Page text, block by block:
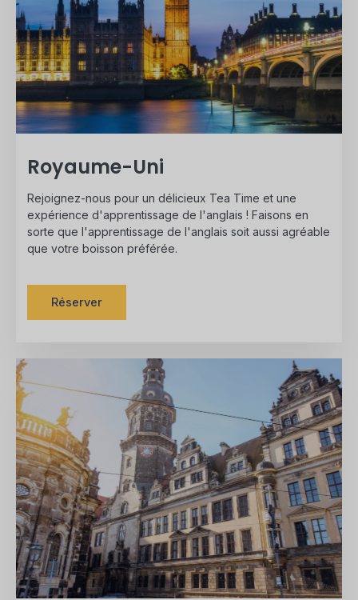
Royaume-Uni
Rejoignez-nous pour un délicieux Tea Time et une
expérience d'apprentissage de l'anglais ! Faisons en
sorte que l'apprentissage de l'anglais soit aussi agréable
que votre boisson préférée.
Réserver